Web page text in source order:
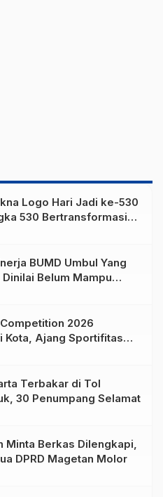
Logo Hari Jadi ke-530
530 Bertransformasi
BUMD Umbul Yang
Belum Mampu
2026
Kota, Ajang Sportifitas
Basket 3×3 hingga Mural
Terbakar di Tol
30 Penumpang Selamat
Minta Berkas Dilengkapi,
DPRD Magetan Molor